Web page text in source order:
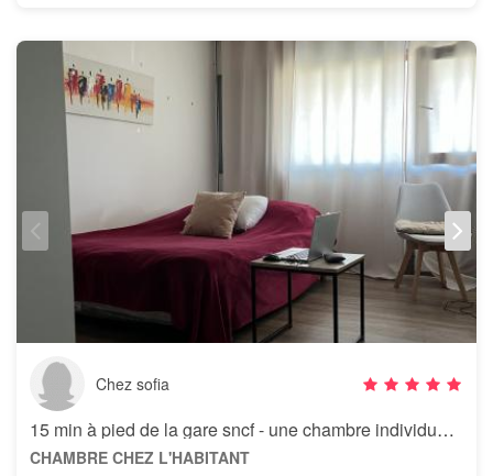
Chez sofia
15 min à pied de la gare sncf - une chambre individuelle de 20m2
CHAMBRE CHEZ L'HABITANT